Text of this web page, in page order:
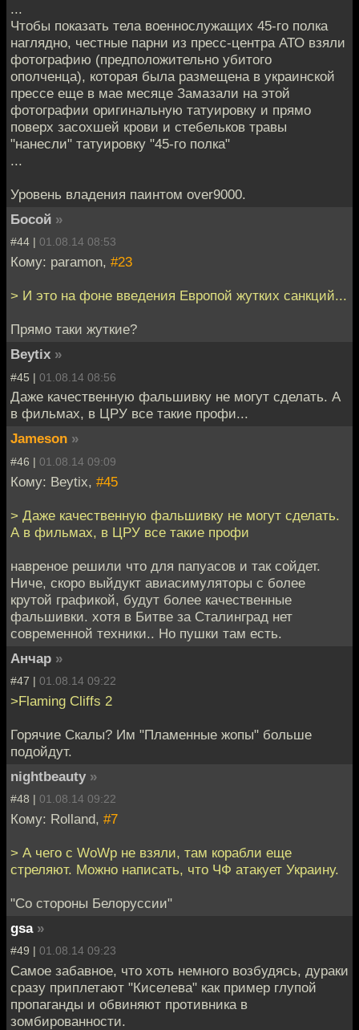
...
Чтобы показать тела военнослужащих 45-го полка
наглядно, честные парни из пресс-центра АТО взяли
фотографию (предположительно убитого
ополченца), которая была размещена в украинской
прессе еще в мае месяце Замазали на этой
фотографии оригинальную татуировку и прямо
поверх засохшей крови и стебельков травы
"нанесли" татуировку "45-го полка"
...
Уровень владения паинтом over9000.
Босой »
#44 | 01.08.14 08:53
Кому: paramon, #23
> И это на фоне введения Европой жутких санкций...
Прямо таки жуткие?
Beytix »
#45 | 01.08.14 08:56
Даже качественную фальшивку не могут сделать. А
в фильмах, в ЦРУ все такие профи...
Jameson »
#46 | 01.08.14 09:09
Кому: Beytix, #45
> Даже качественную фальшивку не могут сделать.
А в фильмах, в ЦРУ все такие профи
навреное решили что для папуасов и так сойдет.
Ниче, скоро выйдукт авиасимуляторы с более
крутой графикой, будут более качественные
фальшивки. хотя в Битве за Сталинград нет
современной техники.. Но пушки там есть.
Анчар »
#47 | 01.08.14 09:22
>Flaming Cliffs 2
Горячие Скалы? Им "Пламенные жопы" больше
подойдут.
nightbeauty »
#48 | 01.08.14 09:22
Кому: Rolland, #7
> А чего с WoWp не взяли, там корабли еще
стреляют. Можно написать, что ЧФ атакует Украину.
"Со стороны Белоруссии"
gsa »
#49 | 01.08.14 09:23
Самое забавное, что хоть немного возбудясь, дураки
сразу приплетают "Киселева" как пример глупой
пропаганды и обвиняют противника в
зомбированности.